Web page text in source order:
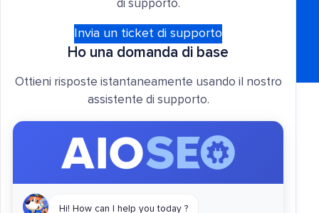
di supporto.
Invia un ticket di supporto
Ho una domanda di base
Ottieni risposte istantaneamente usando il nostro
assistente di supporto.